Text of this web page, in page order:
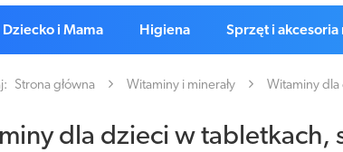
Dziecko i Mama Higiena Sprzęt i
Strona główna Witaminy i minerały Witaminy dla
dla dzieci w tabletkach,